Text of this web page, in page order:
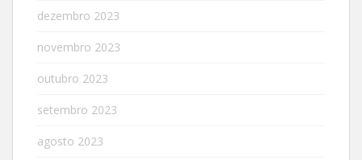
dezembro 2023
novembro 2023
outubro 2023
setembro 2023
agosto 2023